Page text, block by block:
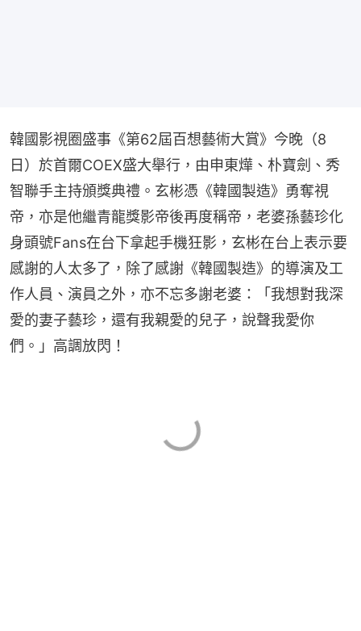
韓國影視圈盛事《第62屆百想藝術大賞》今晚（8
日）於首爾COEX盛大舉行，由申東燁、朴寶劍、秀
智聯手主持頒獎典禮。玄彬憑《韓國製造》勇奪視
帝，亦是他繼青龍獎影帝後再度稱帝，老婆孫藝珍化
身頭號Fans在台下拿起手機狂影，玄彬在台上表示要
感謝的人太多了，除了感謝《韓國製造》的導演及工
作人員、演員之外，亦不忘多謝老婆：「我想對我深
愛的妻子藝珍，還有我親愛的兒子，說聲我愛你
們。」高調放閃！